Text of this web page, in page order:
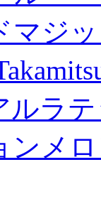
マジ
ルラ
ンメ